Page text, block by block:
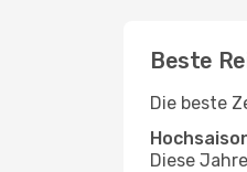
Beste
Die beste
Diese